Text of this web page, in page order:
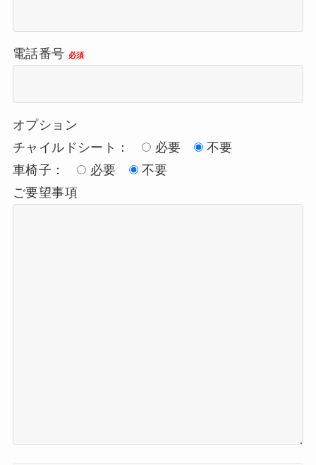
電話番号 必須
オプション
チャイルドシート：
必要
不要
車椅子：
必要
不要
ご要望事項